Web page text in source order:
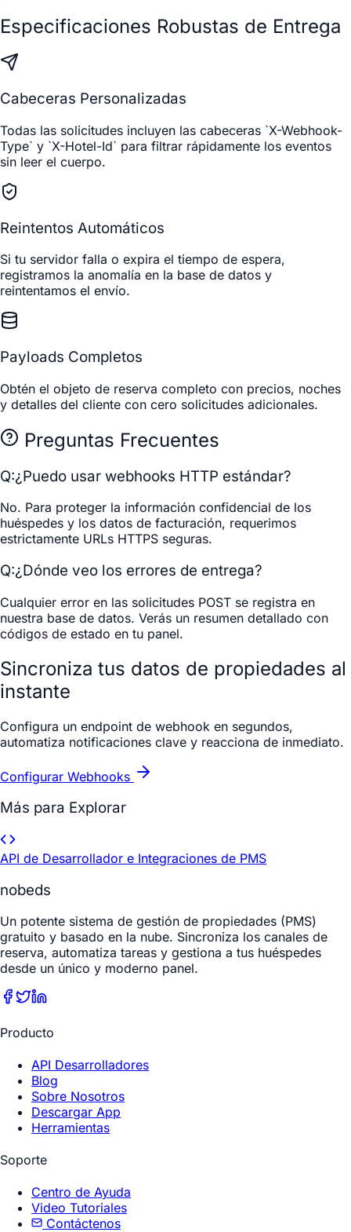
Especificaciones Robustas de Entrega
Cabeceras Personalizadas
Todas las solicitudes incluyen las cabeceras `X-Webhook-
Type` y `X-Hotel-Id` para filtrar rápidamente los eventos
sin leer el cuerpo.
Reintentos Automáticos
Si tu servidor falla o expira el tiempo de espera,
registramos la anomalía en la base de datos y
reintentamos el envío.
Payloads Completos
Obtén el objeto de reserva completo con precios, noches
y detalles del cliente con cero solicitudes adicionales.
Preguntas Frecuentes
Q:¿Puedo usar webhooks HTTP estándar?
No. Para proteger la información confidencial de los
huéspedes y los datos de facturación, requerimos
estrictamente URLs HTTPS seguras.
Q:¿Dónde veo los errores de entrega?
Cualquier error en las solicitudes POST se registra en
nuestra base de datos. Verás un resumen detallado con
códigos de estado en tu panel.
Sincroniza tus datos de propiedades al
instante
Configura un endpoint de webhook en segundos,
automatiza notificaciones clave y reacciona de inmediato.
Configurar Webhooks
Más para Explorar
API de Desarrollador e Integraciones de PMS
nobeds
Un potente sistema de gestión de propiedades (PMS)
gratuito y basado en la nube. Sincroniza los canales de
reserva, automatiza tareas y gestiona a tus huéspedes
desde un único y moderno panel.
Producto
API Desarrolladores
Blog
Sobre Nosotros
Descargar App
Herramientas
Soporte
Centro de Ayuda
Video Tutoriales
Contáctenos